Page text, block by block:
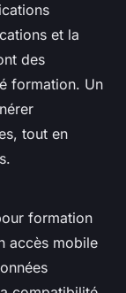
et la
des
formation. Un
tout en
formation
accès mobile